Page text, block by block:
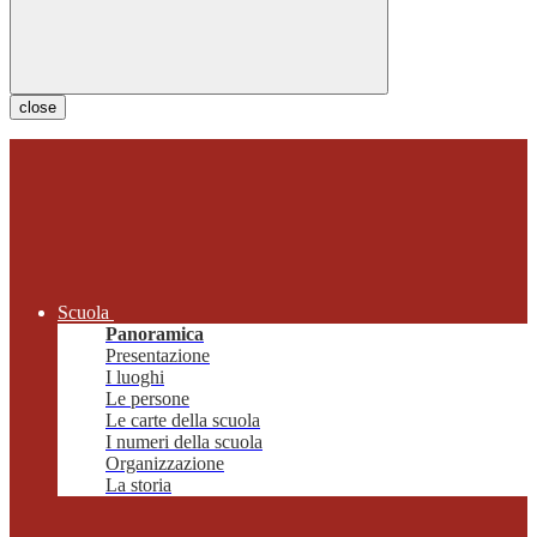
close
Scuola
Panoramica
Presentazione
I luoghi
Le persone
Le carte della scuola
I numeri della scuola
Organizzazione
La storia